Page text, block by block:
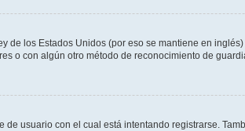
de los Estados Unidos (por eso se mantiene en
o con algún otro método de reconocimiento de
usuario con el cual está intentando registrarse.